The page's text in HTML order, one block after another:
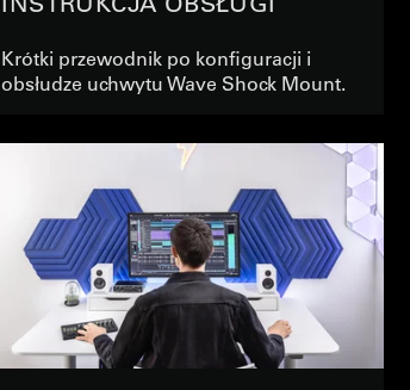
Krótki przewodnik po konfiguracji i
obsłudze uchwytu Wave Shock Mount.